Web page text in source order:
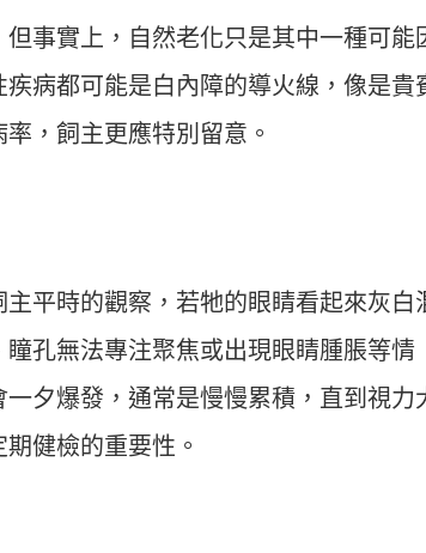
事實上，自然老化只是其中一種可能
病都可能是白內障的導火線，像是貴
，飼主更應特別留意。
平時的觀察，若牠的眼睛看起來灰白
孔無法專注聚焦或出現眼睛腫脹等情
夕爆發，通常是慢慢累積，直到視力
健檢的重要性。